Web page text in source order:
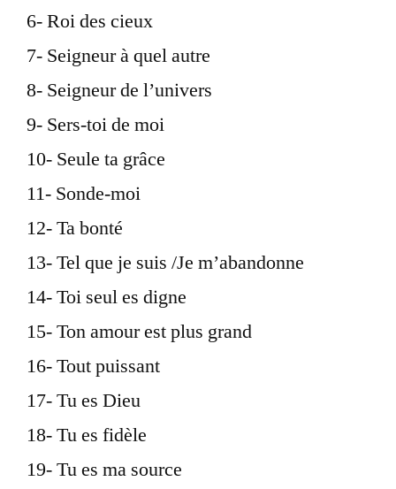
6- Roi des cieux
7- Seigneur à quel autre
8- Seigneur de l’univers
9- Sers-toi de moi
10- Seule ta grâce
11- Sonde-moi
12- Ta bonté
13- Tel que je suis /Je m’abandonne
14- Toi seul es digne
15- Ton amour est plus grand
16- Tout puissant
17- Tu es Dieu
18- Tu es fidèle
19- Tu es ma source